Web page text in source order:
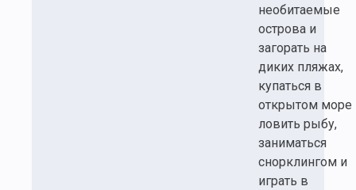
необитаемые
острова и
загорать на
диких пляжах,
купаться в
открытом море
ловить рыбу,
заниматься
снорклингом и
играть в